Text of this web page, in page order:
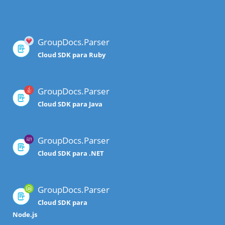
GroupDocs.Parser
Cloud SDK para Ruby
GroupDocs.Parser
Cloud SDK para Java
GroupDocs.Parser
Cloud SDK para .NET
GroupDocs.Parser
Cloud SDK para
Node.js